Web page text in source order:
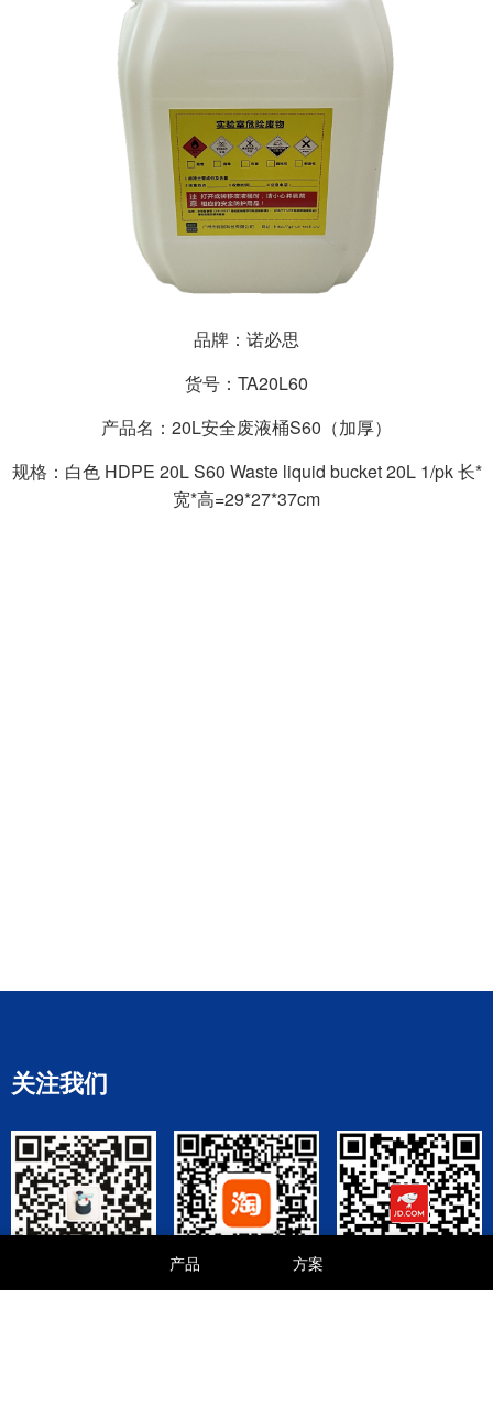
品牌：诺必思
货号：TA20L60
产品名：20L安全废液桶S60（加厚）
规格：白色 HDPE 20L S60 Waste liquid bucket 20L 1/pk 长*
宽*高=29*27*37cm
关注我们
优诺科技服务公众
优诺淘宝商城 优诺京东商城
产品 方案